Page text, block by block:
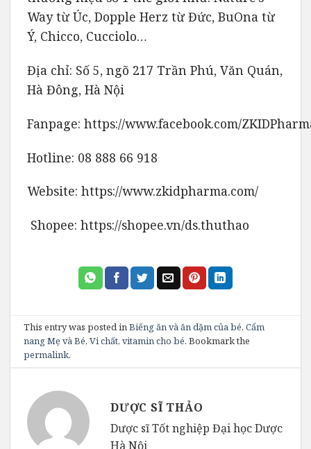
Way từ Úc, Dopple Herz từ Đức, BuOna từ
Ý, Chicco, Cucciolo…
Địa chỉ: Số 5, ngõ 217 Trần Phú, Văn Quán,
Hà Đông, Hà Nội
Fanpage: https://www.facebook.com/
Hotline: 08 888 66 918
Website: https://www.zkidpharma.com/
️ Shopee: https://shopee.vn/ds.thuthao
This entry was posted inBiếng ăn và ăn dặm của bé,Cẩm
nang Mẹ và Bé,Vi chất, vitamin cho bé. Bookmark the
permalink.
DƯỢC SĨ THẢO
Dược sĩ Tốt nghiệp Đại học Dược
Hà Nội